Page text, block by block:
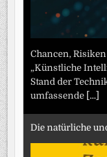
Chancen,
„Künstliche
Stand der
umfassende [...]
Die natürliche